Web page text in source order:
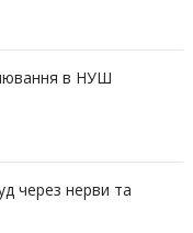
в НУШ
через нерви та